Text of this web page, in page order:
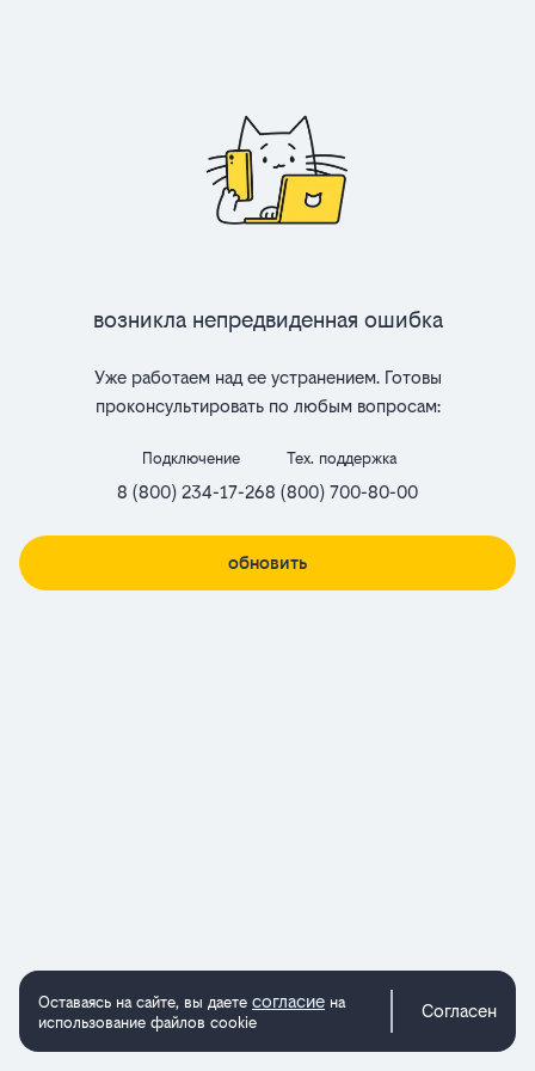
Возникла непредвиденная ошибка
Уже работаем над ее устранением. Готовы
проконсультировать по любым вопросам:
Подключение
8 (800) 234-17-26
Тех. поддержка
8 (800) 700-80-00
обновить
Оставаясь на сайте, вы даете согласие на
использование файлов cookie
Согласен